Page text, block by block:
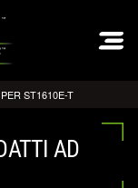
ST1610E-T
AD